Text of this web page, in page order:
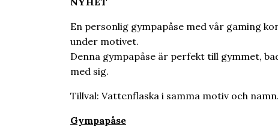
En personlig gympapåse med vår gaming
under motivet.
Denna gympapåse är perfekt till gymmet,
med sig.
Tillval: Vattenflaska i samma motiv och namn.
Gympapåse